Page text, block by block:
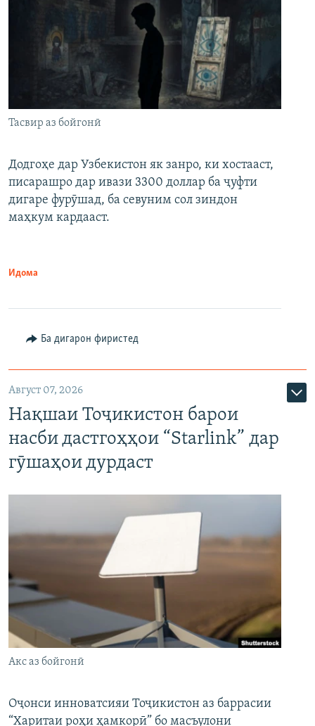
Тасвир аз бойгонӣ
Додгоҳе дар Узбекистон як занро, ки хостааст,
писарашро дар ивази 3300 доллар ба ҷуфти
дигаре фурӯшад, ба севуним сол зиндон
маҳкум кардааст.
Идома
Ба дигарон фиристед
Август 07, 2026
Нақшаи Тоҷикистон барои
насби дастгоҳҳои “Starlink” дар
гӯшаҳои дурдаст
Акс аз бойгонӣ
Оҷонси инноватсияи Тоҷикистон аз баррасии
“Харитаи роҳи ҳамкорӣ” бо масъулони